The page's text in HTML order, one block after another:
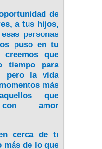
de
a tus hijos,
personas
puso en tu
que
tiempo para
pero la vida
más
que
con amor
cerca de ti
más de lo que